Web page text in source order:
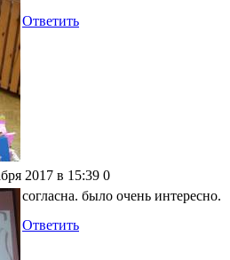
Ответить
2017 в 15:39 0
согласна. было очень интересно.
Ответить